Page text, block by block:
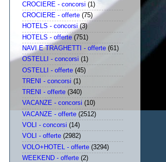
CROCIERE - concorsi (1)
CROCIERE - offerte (75)
HOTELS - concorsi (3)
HOTELS - offerte (751)
NAVI E TRAGHETTI - offerte (61)
OSTELLI - concorsi (1)
OSTELLI - offerte (45)
TRENI - concorsi (1)
TRENI - offerte (340)
VACANZE - concorsi (10)
VACANZE - offerte (2512)
VOLI - concorsi (14)
VOLI - offerte (2982)
VOLO+HOTEL - offerte (3294)
WEEKEND - offerte (2)